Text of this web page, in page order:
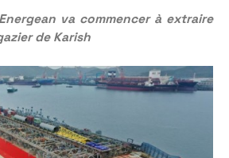
va commencer à extraire
de Karish